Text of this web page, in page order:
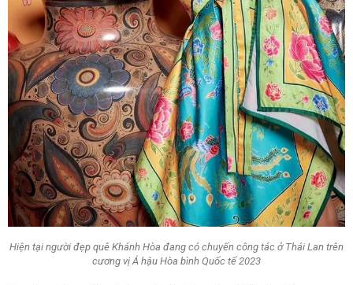
Hiện tại người đẹp quê Khánh Hòa đang có chuyến công tác ở Thái Lan trên
cương vị Á hậu Hòa bình Quốc tế 2023